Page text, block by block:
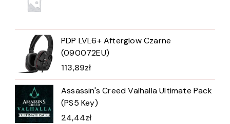
PDP LVL6+ Afterglow Czarne
(090072EU)
113,89zł
Assassin's Creed Valhalla Ultimate Pack
(PS5 Key)
24,44zł